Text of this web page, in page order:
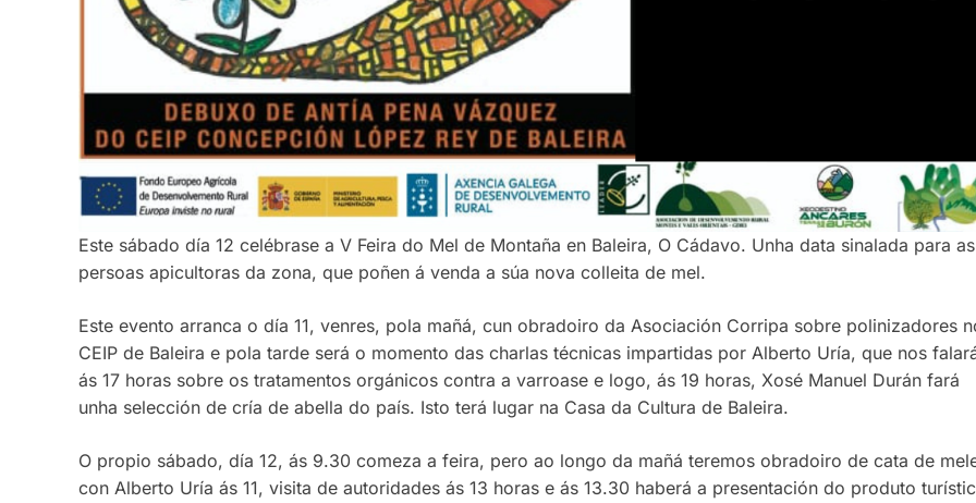
Este sábado día 12 celébrase a V Feira do Mel de Montaña en Baleira, O Cádavo. Unha data sinalada para as
persoas apicultoras da zona, que poñen á venda a súa nova colleita de mel.
Este evento arranca o día 11, venres, pola mañá, cun obradoiro da Asociación Corripa sobre polinizadores
CEIP de Baleira e pola tarde será o momento das charlas técnicas impartidas por Alberto Uría, que nos
ás 17 horas sobre os tratamentos orgánicos contra a varroase e logo, ás 19 horas, Xosé Manuel Durán fará
unha selección de cría de abella do país. Isto terá lugar na Casa da Cultura de Baleira.
O propio sábado, día 12, ás 9.30 comeza a feira, pero ao longo da mañá teremos obradoiro de cata de
con Alberto Uría ás 11, visita de autoridades ás 13 horas e ás 13.30 haberá a presentación do produto